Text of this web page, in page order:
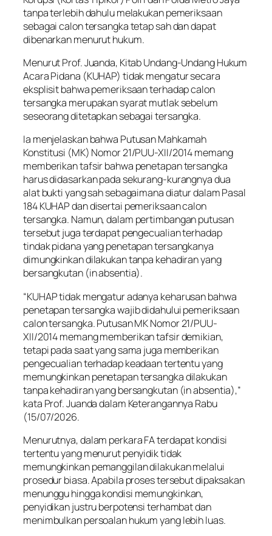
tanpa terlebih dahulu melakukan pemeriksaan
sebagai calon tersangka tetap sah dan dapat
dibenarkan menurut hukum.
Menurut Prof. Juanda, Kitab Undang-Undang Hukum
Acara Pidana (KUHAP) tidak mengatur secara
eksplisit bahwa pemeriksaan terhadap calon
tersangka merupakan syarat mutlak sebelum
seseorang ditetapkan sebagai tersangka.
Ia menjelaskan bahwa Putusan Mahkamah
Konstitusi (MK) Nomor 21/PUU-XII/2014 memang
memberikan tafsir bahwa penetapan tersangka
harus didasarkan pada sekurang-kurangnya dua
alat bukti yang sah sebagaimana diatur dalam Pasal
184 KUHAP dan disertai pemeriksaan calon
tersangka. Namun, dalam pertimbangan putusan
tersebut juga terdapat pengecualian terhadap
tindak pidana yang penetapan tersangkanya
dimungkinkan dilakukan tanpa kehadiran yang
bersangkutan (in absentia).
“KUHAP tidak mengatur adanya keharusan bahwa
penetapan tersangka wajib didahului pemeriksaan
calon tersangka. Putusan MK Nomor 21/PUU-
XII/2014 memang memberikan tafsir demikian,
tetapi pada saat yang sama juga memberikan
pengecualian terhadap keadaan tertentu yang
memungkinkan penetapan tersangka dilakukan
tanpa kehadiran yang bersangkutan (in absentia),”
kata Prof. Juanda dalam Keterangannya Rabu
(15/07/2026.
Menurutnya, dalam perkara FA terdapat kondisi
tertentu yang menurut penyidik tidak
memungkinkan pemanggilan dilakukan melalui
prosedur biasa. Apabila proses tersebut dipaksakan
menunggu hingga kondisi memungkinkan,
penyidikan justru berpotensi terhambat dan
menimbulkan persoalan hukum yang lebih luas.